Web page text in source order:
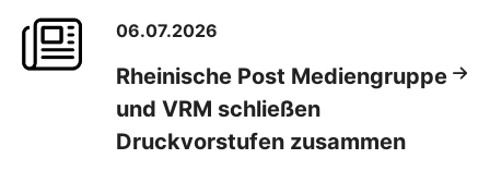
06.07.2026
Rheinische Post Mediengruppe
und VRM schließen
Druckvorstufen zusammen